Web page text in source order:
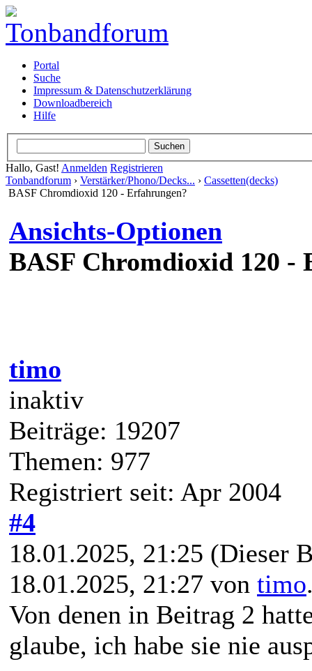
Portal
Suche
Impressum & Datenschutzerklärung
Downloadbereich
Hilfe
Hallo, Gast! Anmelden Registrieren
Tonbandforum›
Cassetten(decks)
BASF Chromdioxid 120 -
timo
inaktiv
Beiträge: 19207
Themen: 977
Registriert seit: Apr 2004
#4
18.01.2025, 21:25 (Dieser
18.01.2025, 21:27 von timo
Von denen in Beitrag 2
glaube, ich habe sie nie